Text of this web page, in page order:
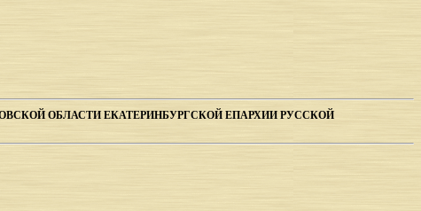
ОБЛАСТИ ЕКАТЕРИНБУРГСКОЙ ЕПАРХИИ РУССКОЙ